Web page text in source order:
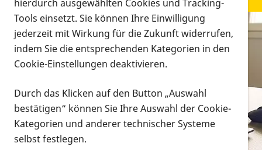
Infomaterial
Infomaterial
Vorlesen
Alle Infomaterialien in verschiedenen
Formaten an einem Ort
hierdurch ausgewählten Cookies und Tracking-
Tools einsetzt. Sie können Ihre Einwilligung
jederzeit mit Wirkung für die Zukunft widerrufen,
indem Sie die entsprechenden Kategorien in den
Cookie-Einstellungen deaktivieren.
Durch das Klicken auf den Button „Auswahl
bestätigen“ können Sie Ihre Auswahl der Cookie-
Kategorien und anderer technischer Systeme
selbst festlegen.